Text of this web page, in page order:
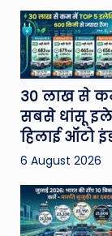
30 लाख से
सबसे धांसू
हिलाई ऑटो
6 August 2026